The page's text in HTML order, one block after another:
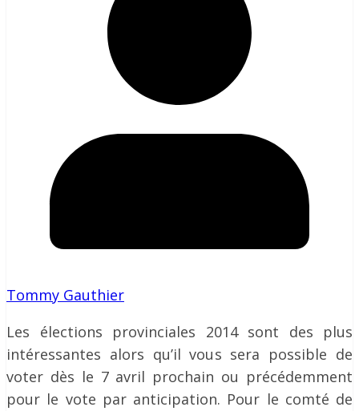
Tommy Gauthier
Les élections provinciales 2014 sont des plus
intéressantes alors qu’il vous sera possible de
voter dès le 7 avril prochain ou précédemment
pour le vote par anticipation. Pour le comté de